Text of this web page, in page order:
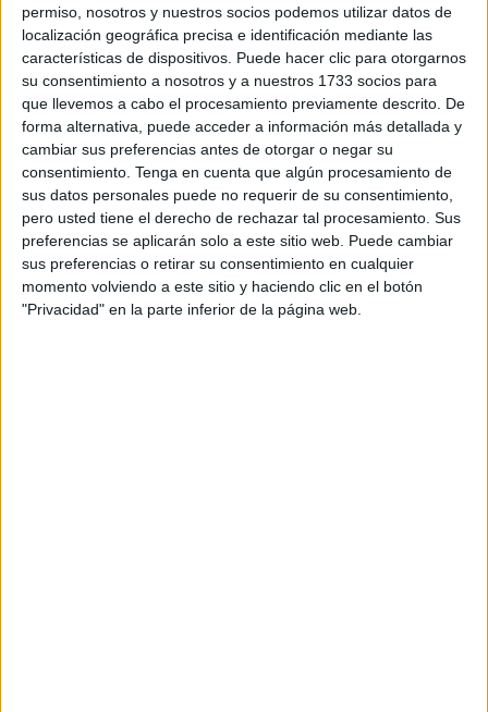
permiso, nosotros y nuestros socios podemos utilizar datos de
localización geográfica precisa e identificación mediante las
características de dispositivos. Puede hacer clic para otorgarnos
su consentimiento a nosotros y a nuestros 1733 socios para
que llevemos a cabo el procesamiento previamente descrito. De
forma alternativa, puede acceder a información más detallada y
cambiar sus preferencias antes de otorgar o negar su
consentimiento. Tenga en cuenta que algún procesamiento de
sus datos personales puede no requerir de su consentimiento,
pero usted tiene el derecho de rechazar tal procesamiento. Sus
preferencias se aplicarán solo a este sitio web. Puede cambiar
sus preferencias o retirar su consentimiento en cualquier
momento volviendo a este sitio y haciendo clic en el botón
"Privacidad" en la parte inferior de la página web.
3. DEDO PEQUEÑO PEGADO AL PIE
Puedan o no separarlo del pie, quienes tienen el dedo
pequeño muy cercano al dedo siguiente suelen ser
personas rebeldes, que cuestionan los métodos
tradicionales para hacer las cosas.
4. SEPARACIÓN ENTRE EL SEGUNDO Y TERCER
DEDO